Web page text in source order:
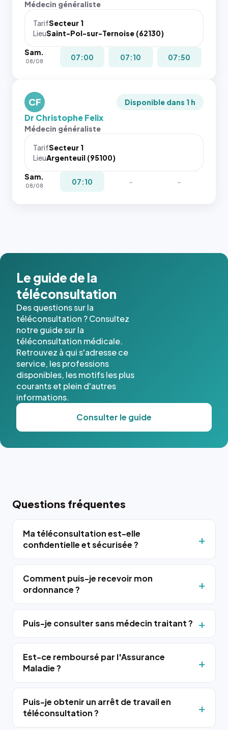
dans ce
cas. #}
navigateur
pas la
place, et
les trois
dernières
images de
l'annuaire
dans ce
cas. #}
Médecin généraliste
TarifSecteur 1
LieuSaint-Pol-sur-Ternoise (62130)
Sam.
08/08 07:00 07:10 07:50
CF Disponible dans 1 h
Dr Christophe Felix
Médecin généraliste
TarifSecteur 1
LieuArgenteuil (95100)
Sam.
08/08 07:10 - -
Le guide de la
téléconsultation
Des questions sur la
téléconsultation ? Consultez
notre guide sur la
téléconsultation médicale.
Retrouvez à qui s'adresse ce
service, les professions
disponibles, les motifs les plus
courants et plein d'autres
informations.
Consulter le guide
Questions fréquentes
Ma téléconsultation est-elle
confidentielle et sécurisée ?
Comment puis-je recevoir mon
ordonnance ?
Puis-je consulter sans médecin traitant ?
Est-ce remboursé par l'Assurance
Maladie ?
Puis-je obtenir un arrêt de travail en
téléconsultation ?